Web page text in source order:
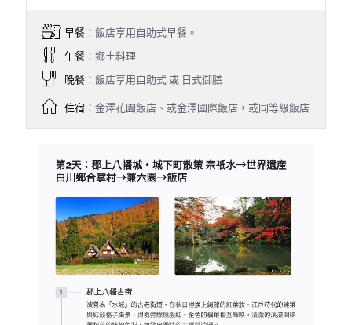
早餐：飯店享用自助式早餐。
午餐：鄉土料理
晚餐：飯店享用自助式 或 日式御膳
住宿：金澤花園飯店、或金澤國際飯店，或同等級飯店